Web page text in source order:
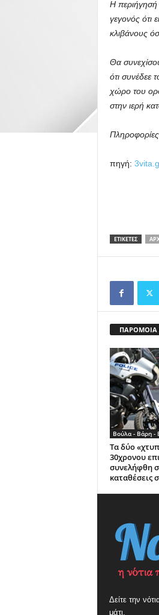
Η περιήγησή
γεγονός ότι
κλιβάνους
Θα
ότι συνέδεε
χώρο του
στην ιερή
πηγή:
ΕΤΙΚΕΤΕΣ
ΠΑΡΟΜΟΙΑ
Βούλα - Βάρη -
Τα δύο
30χρονου
συνελήφθη
καταθέσεις
Δείτε την
μάτι.